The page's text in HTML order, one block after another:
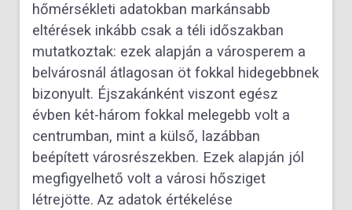
hőmérsékleti adatokban markánsabb
eltérések inkább csak a téli időszakban
mutatkoztak: ezek alapján a városperem a
belvárosnál átlagosan öt fokkal hidegebbnek
bizonyult. Éjszakánként viszont egész
évben két-három fokkal melegebb volt a
centrumban, mint a külső, lazábban
beépített városrészekben. Ezek alapján jól
megfigyelhető volt a városi hősziget
létrejötte. Az adatok értékelése